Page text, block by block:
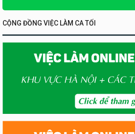
CỘNG ĐỒNG VIỆC LÀM CA TỐI